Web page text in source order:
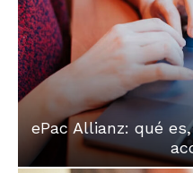
ePac Allianz: qué